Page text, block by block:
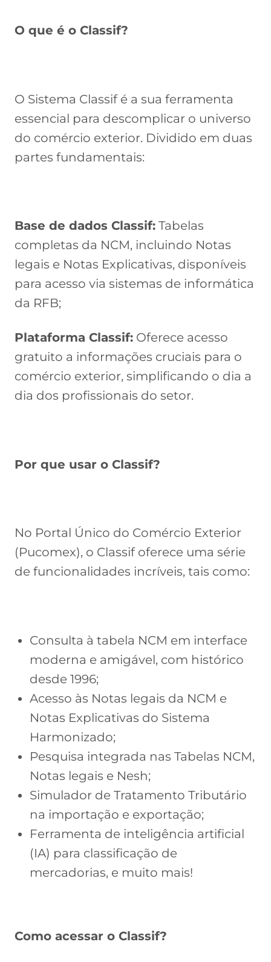
O que é o Classif?
O Sistema Classif é a sua ferramenta
essencial para descomplicar o universo
do comércio exterior. Dividido em duas
partes fundamentais:
Base de dados Classif: Tabelas
completas da NCM, incluindo Notas
legais e Notas Explicativas, disponíveis
para acesso via sistemas de informática
da RFB;
Plataforma Classif:Oferece acesso
gratuito a informações cruciais para o
comércio exterior, simplificando o dia a
dia dos profissionais do setor.
Por que usar o Classif?
No Portal Único do Comércio Exterior
(Pucomex), o Classif oferece uma série
de funcionalidades incríveis, tais como:
Consulta à tabela NCM em interface
moderna e amigável, com histórico
desde 1996;
Acesso às Notas legais da NCM e
Notas Explicativas do Sistema
Harmonizado;
Pesquisa integrada nas Tabelas NCM,
Notas legais e Nesh;
Simulador de Tratamento Tributário
na importação e exportação;
Ferramenta de inteligência artificial
(IA) para classificação de
mercadorias, e muito mais!
Como acessar o Classif?